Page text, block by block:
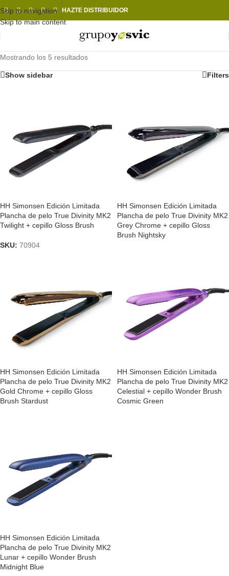
Skip to navigation
Skip to main content
HAZTE DISTRIBUIDOR
Mostrando los 5 resultados
Show sidebar Filters
HH Simonsen Edición Limitada
Plancha de pelo True Divinity MK2
Twilight + cepillo Gloss Brush
SKU: 70904
HH Simonsen Edición Limitada
Plancha de pelo True Divinity MK2
Grey Chrome + cepillo Gloss
Brush Nightsky
HH Simonsen Edición Limitada
Plancha de pelo True Divinity MK2
Gold Chrome + cepillo Gloss
Brush Stardust
HH Simonsen Edición Limitada
Plancha de pelo True Divinity MK2
Celestial + cepillo Wonder Brush
Cosmic Green
HH Simonsen Edición Limitada
Plancha de pelo True Divinity MK2
Lunar + cepillo Wonder Brush
Midnight Blue